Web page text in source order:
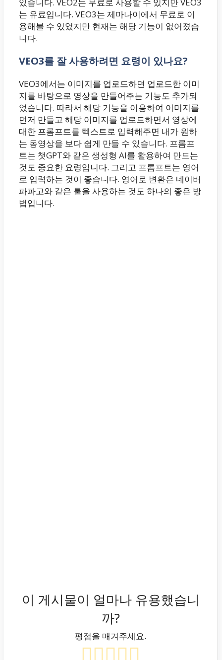
는 유료입니다. VEO3는 제마나이에서 무료로 이
용해볼 수 있었지만 현재는 해당 기능이 없어졌습
니다.
VEO3를 잘 사용하려면 요령이 있나요?
VEO3에서는 이미지를 업로드하면 업로드한 이미
지를 바탕으로 영상을 만들어주는 기능도 추가되
었습니다. 따라서 해당 기능을 이용하여 이미지를
먼저 만들고 해당 이미지를 업로드하면서 영상에
대한 프롬프트를 텍스트로 입력해주면 내가 원하
는 동영상을 보다 쉽게 만들 수 있습니다. 프롬프
트는 챗GPT와 같은 생성형 AI를 활용하여 만드는
것도 중요한 요령입니다. 그리고 프롬프트는 영어
로 입력하는 것이 좋습니다. 영어로 변환은 네이버
파파고와 같은 툴을 사용하는 것도 하나의 좋은 방
법입니다.
이 게시물이 얼마나 유용했습니
까?
평점을 매겨주세요.